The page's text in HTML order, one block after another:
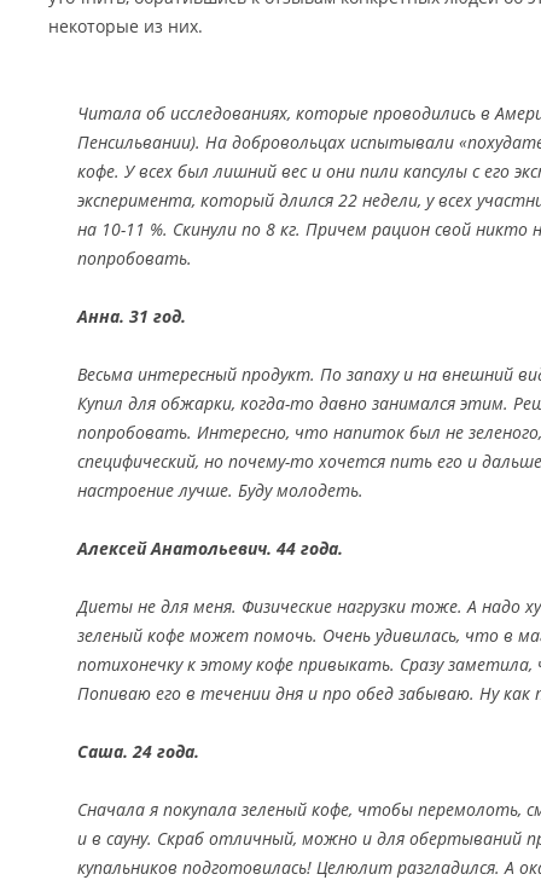
некоторые из них.
Читала об исследованиях, которые проводились в
Пенсильвании). На добровольцах испытывали
кофе. У всех был лишний вес и они пили капсулы с его
эксперимента, который длился 22 недели, у всех
на 10-11 %. Скинули по 8 кг. Причем рацион свой никто
попробовать.
Анна. 31 год.
Весьма интересный продукт. По запаху и на внешний
Купил для обжарки, когда-то давно занимался этим.
попробовать. Интересно, что напиток был не
специфический, но почему-то хочется пить его и
настроение лучше. Буду молодеть.
Алексей Анатольевич. 44 года.
Диеты не для меня. Физические нагрузки тоже. А надо
зеленый кофе может помочь. Очень удивилась, что в
потихонечку к этому кофе привыкать. Сразу
Попиваю его в течении дня и про обед забываю. Ну как
Саша. 24 года.
Сначала я покупала зеленый кофе, чтобы перемолоть,
и в сауну. Скраб отличный, можно и для обертываний
купальников подготовилась! Целюлит разгладился. А